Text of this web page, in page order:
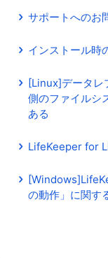
サポートへのお
インストール時
[Linux]データレ
側のファイルシ
ある
LifeKeeper for
の動作」に関す